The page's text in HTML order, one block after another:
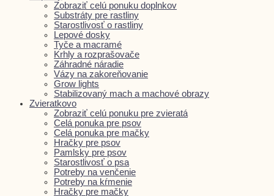
Zobraziť celú ponuku doplnkov
Substráty pre rastliny
Starostlivosť o rastliny
Lepové dosky
Tyče a macramé
Krhly a rozprašovače
Záhradné náradie
Vázy na zakoreňovanie
Grow lights
Stabilizovaný mach a machové obrazy
Zvieratkovo
Zobraziť celú ponuku pre zvieratá
Celá ponuka pre psov
Celá ponuka pre mačky
Hračky pre psov
Pamlsky pre psov
Starostlivosť o psa
Potreby na venčenie
Potreby na kŕmenie
Hračky pre mačky